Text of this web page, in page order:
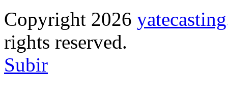
Copyright 2026
rights reserved.
Subir